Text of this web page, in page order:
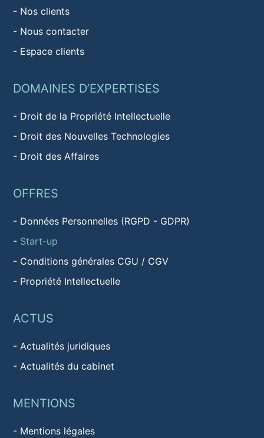
- Nos clients
- Nous contacter
- Espace clients
DOMAINES D’EXPERTISES
- Droit de la Propriété Intellectuelle
- Droit des Nouvelles Technologies
- Droit des Affaires
OFFRES
- Données Personnelles (RGPD - GDPR)
- Start-up
- Conditions générales CGU / CGV
- Propriété Intellectuelle
ACTUS
- Actualités juridiques
- Actualités du cabinet
MENTIONS
- Mentions légales